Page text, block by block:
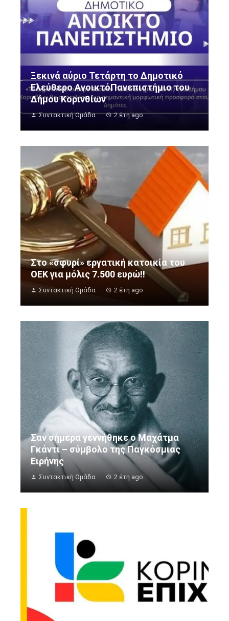
Ξεκινά αύριο Τετάρτη το Δημοτικό
Ελεύθερο ΑνοικτόΠανεπιστήμιο του
Δήμου Κορινθίων
Συντακτική Ομάδα 2 έτη ago
Στο «σφυρί» εργατική κατοικία του
ΟΕΚ για μόλις 7.500 ευρώ!!
Συντακτική Ομάδα 2 έτη ago
Σαν σήμερα γεννήθηκε ο Μαχάτμα
Γκάντι – σύμβολο της Παγκόσμιας
Ειρήνης
Συντακτική Ομάδα 2 έτη ago